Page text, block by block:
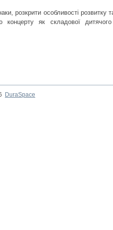
розкрити особливості
концерту як складової
DuraSpace